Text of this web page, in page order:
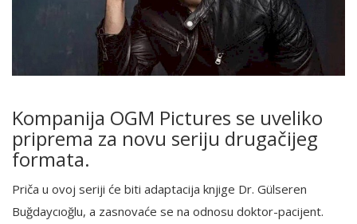
Kompanija OGM Pictures se uveliko
priprema za novu seriju drugačijeg
formata.
Priča u ovoj seriji će biti adaptacija knjige Dr. Gülseren
Buğdaycıoğlu, a zasnovaće se na odnosu doktor-pacijent.